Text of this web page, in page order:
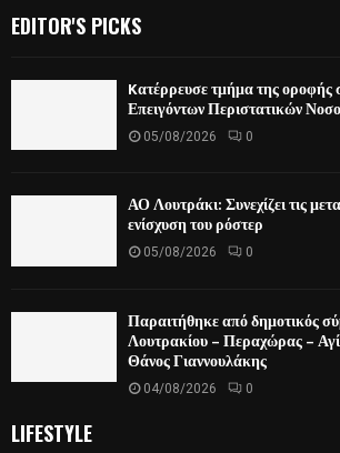
EDITOR'S PICKS
Kατέρρευσε τμήμα της
Επειγόντων Περιστατικών
05/08/2026 0
ΑΟ Λουτράκι: Συνεχίζει τις
ενίσχυση του ρόστερ
05/08/2026 0
Παραιτήθηκε από δημοτικός
Λουτρακίου – Περαχώρας –
Θάνος Γιαννουλάκης
04/08/2026 0
LIFESTYLE